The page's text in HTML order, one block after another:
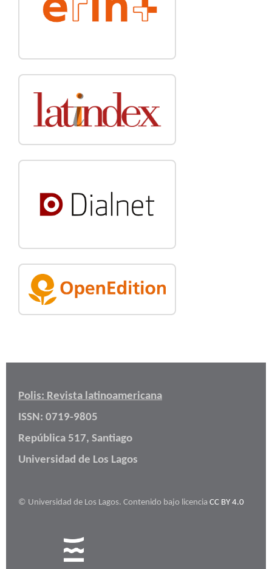
Polis: Revista latinoamericana
ISSN: 0719-9805
República 517, Santiago
Universidad de Los Lagos
© Universidad de Los Lagos. Contenido bajo licencia CC BY 4.0